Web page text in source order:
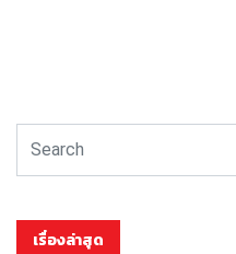
เรื่องล่าสุด